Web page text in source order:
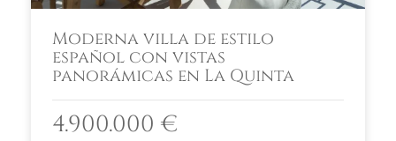
Moderna villa de estilo
español con vistas
panorámicas en La Quinta
4.900.000 €